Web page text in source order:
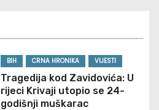
BIH CRNA HRONIKA VIJESTI
Tragedija kod Zavidovića: U
rijeci Krivaji utopio se 24-
godišnji muškarac